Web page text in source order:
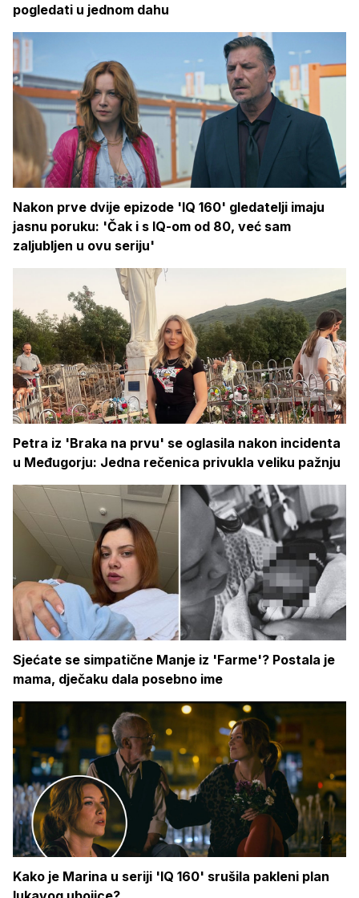
pogledati u jednom dahu
Nakon prve dvije epizode 'IQ 160' gledatelji imaju
jasnu poruku: 'Čak i s IQ-om od 80, već sam
zaljubljen u ovu seriju'
Petra iz 'Braka na prvu' se oglasila nakon incidenta
u Međugorju: Jedna rečenica privukla veliku pažnju
Sjećate se simpatične Manje iz 'Farme'? Postala je
mama, dječaku dala posebno ime
Kako je Marina u seriji 'IQ 160' srušila pakleni plan